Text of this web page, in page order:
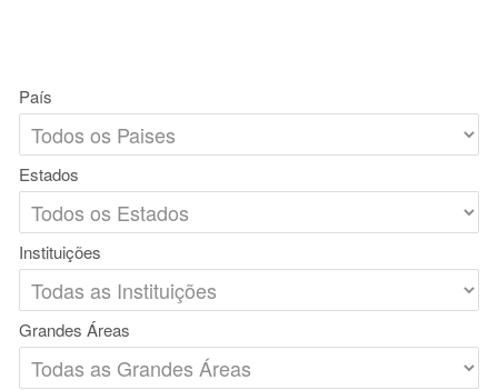
País
Estados
Instituições
Grandes Áreas